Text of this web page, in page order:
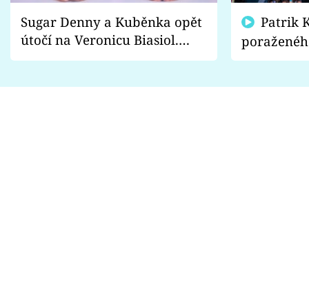
Sugar Denny a Kuběnka opět
útočí na Veronicu Biasiol.
Proč je podle nich falešná a
fanoušci